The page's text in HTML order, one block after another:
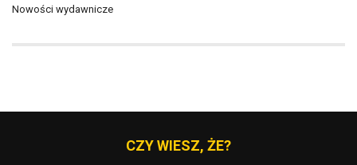
Nowości wydawnicze
CZY WIESZ, ŻE?